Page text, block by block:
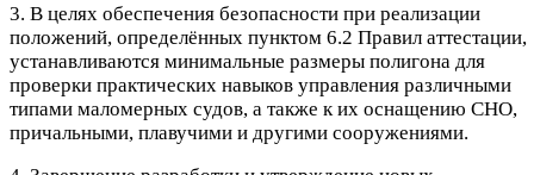
3. В целях обеспечения безопасности при реализации
положений, определённых пунктом 6.2 Правил аттестации,
устанавливаются минимальные размеры полигона для
проверки практических навыков управления различными
типами маломерных судов, а также к их оснащению СНО,
причальными, плавучими и другими сооружениями.